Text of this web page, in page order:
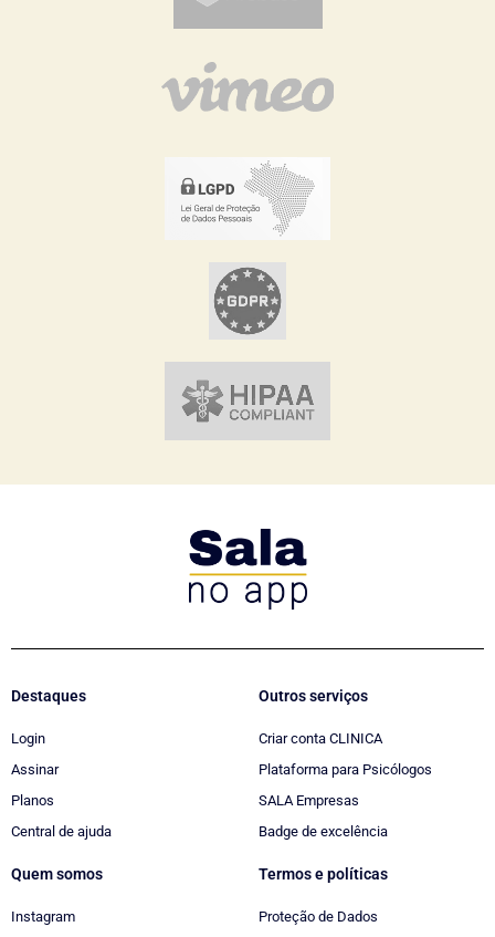
Destaques
Login
Assinar
Planos
Central de ajuda
Outros serviços
Criar conta CLINICA
Plataforma para Psicólogos
SALA Empresas
Badge de excelência
Quem somos
Instagram
Termos e políticas
Proteção de Dados